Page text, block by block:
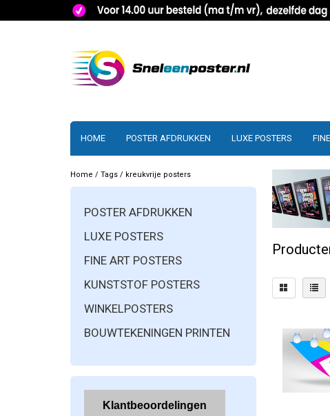
HOME POSTER AFDRUKKEN LUXE POSTERS
Home / Tags / kreukvrije posters
POSTER AFDRUKKEN
LUXE POSTERS
FINE ART POSTERS
KUNSTSTOF POSTERS
WINKELPOSTERS
BOUWTEKENINGEN PRINTEN